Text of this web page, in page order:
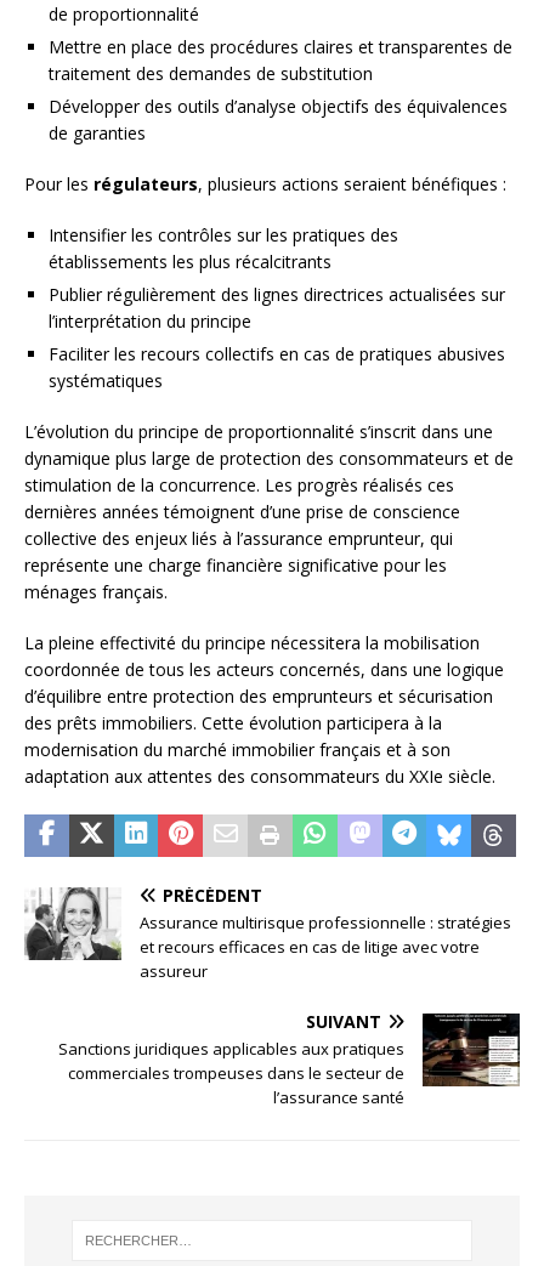
de proportionnalité
Mettre en place des procédures claires et transparentes de
traitement des demandes de substitution
Développer des outils d’analyse objectifs des équivalences
de garanties
Pour les régulateurs, plusieurs actions seraient bénéfiques :
Intensifier les contrôles sur les pratiques des
établissements les plus récalcitrants
Publier régulièrement des lignes directrices actualisées sur
l’interprétation du principe
Faciliter les recours collectifs en cas de pratiques abusives
systématiques
L’évolution du principe de proportionnalité s’inscrit dans une
dynamique plus large de protection des consommateurs et de
stimulation de la concurrence. Les progrès réalisés ces
dernières années témoignent d’une prise de conscience
collective des enjeux liés à l’assurance emprunteur, qui
représente une charge financière significative pour les
ménages français.
La pleine effectivité du principe nécessitera la mobilisation
coordonnée de tous les acteurs concernés, dans une logique
d’équilibre entre protection des emprunteurs et sécurisation
des prêts immobiliers. Cette évolution participera à la
modernisation du marché immobilier français et à son
adaptation aux attentes des consommateurs du XXIe siècle.
PRÉCÉDENT
Assurance multirisque professionnelle : stratégies
et recours efficaces en cas de litige avec votre
assureur
SUIVANT
Sanctions juridiques applicables aux pratiques
commerciales trompeuses dans le secteur de
l’assurance santé